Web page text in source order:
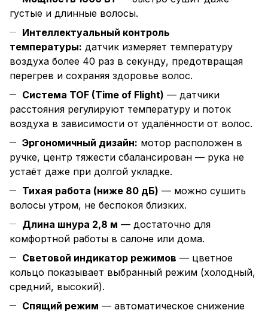
густые и длинные волосы.
Интеллектуальный контроль
температуры: датчик измеряет температуру
воздуха более 40 раз в секунду, предотвращая
перегрев и сохраняя здоровье волос.
Система TOF (Time of Flight) — датчики
расстояния регулируют температуру и поток
воздуха в зависимости от удалённости от волос.
Эргономичный дизайн: мотор расположен в
ручке, центр тяжести сбалансирован — рука не
устаёт даже при долгой укладке.
Тихая работа (ниже 80 дБ) — можно сушить
волосы утром, не беспокоя близких.
Длина шнура 2,8 м — достаточно для
комфортной работы в салоне или дома.
Световой индикатор режимов — цветное
кольцо показывает выбранный режим (холодный,
средний, высокий).
Спящий режим — автоматическое снижение